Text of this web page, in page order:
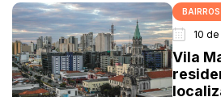
BAIRROS
10
Vila